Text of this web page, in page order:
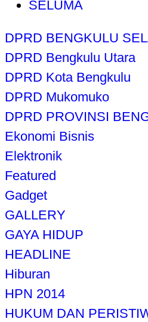
SELUMA
DPRD BENGKULU
DPRD Bengkulu Utara
DPRD Kota Bengkulu
DPRD Mukomuko
DPRD PROVINSI
Ekonomi Bisnis
Elektronik
Featured
Gadget
GALLERY
GAYA HIDUP
HEADLINE
Hiburan
HPN 2014
HUKUM DAN